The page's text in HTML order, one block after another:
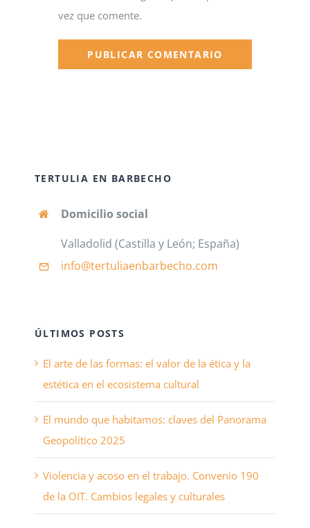
vez que comente.
TERTULIA EN BARBECHO
Domicilio social
Valladolid (Castilla y León; España)
info@tertuliaenbarbecho.com
ÚLTIMOS POSTS
El arte de las formas: el valor de la ética y la
estética en el ecosistema cultural
El mundo que habitamos: claves del Panorama
Geopolítico 2025
Violencia y acoso en el trabajo. Convenio 190
de la OIT. Cambios legales y culturales